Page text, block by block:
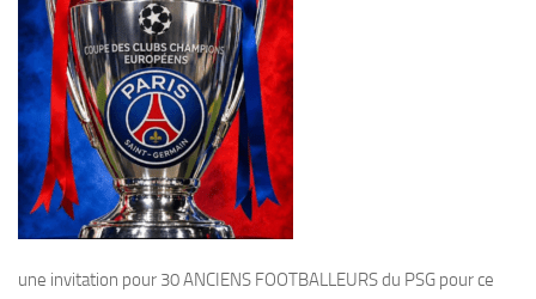
une invitation pour 30 ANCIENS FOOTBALLEURS du PSG pour ce